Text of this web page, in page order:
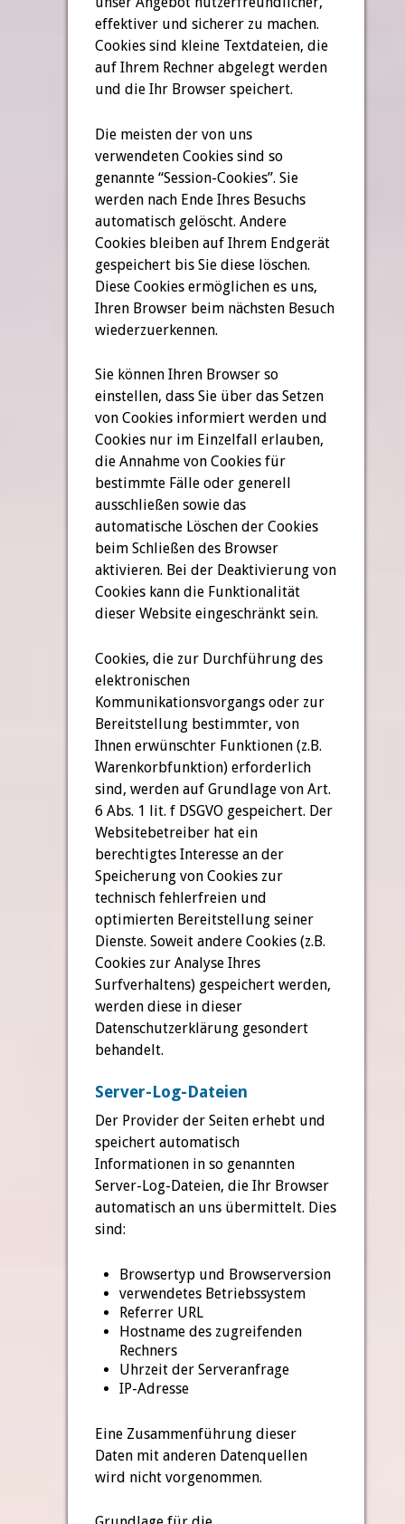
effektiver und sicherer zu machen.
Cookies sind kleine Textdateien, die
auf Ihrem Rechner abgelegt werden
und die Ihr Browser speichert.
Die meisten der von uns
verwendeten Cookies sind so
genannte “Session-Cookies”. Sie
werden nach Ende Ihres Besuchs
automatisch gelöscht. Andere
Cookies bleiben auf Ihrem Endgerät
gespeichert bis Sie diese löschen.
Diese Cookies ermöglichen es uns,
Ihren Browser beim nächsten Besuch
wiederzuerkennen.
Sie können Ihren Browser so
einstellen, dass Sie über das Setzen
von Cookies informiert werden und
Cookies nur im Einzelfall erlauben,
die Annahme von Cookies für
bestimmte Fälle oder generell
ausschließen sowie das
automatische Löschen der Cookies
beim Schließen des Browser
aktivieren. Bei der Deaktivierung von
Cookies kann die Funktionalität
dieser Website eingeschränkt sein.
Cookies, die zur Durchführung des
elektronischen
Kommunikationsvorgangs oder zur
Bereitstellung bestimmter, von
Ihnen erwünschter Funktionen (z.B.
Warenkorbfunktion) erforderlich
sind, werden auf Grundlage von Art.
6 Abs. 1 lit. f DSGVO gespeichert. Der
Websitebetreiber hat ein
berechtigtes Interesse an der
Speicherung von Cookies zur
technisch fehlerfreien und
optimierten Bereitstellung seiner
Dienste. Soweit andere Cookies (z.B.
Cookies zur Analyse Ihres
Surfverhaltens) gespeichert werden,
werden diese in dieser
Datenschutzerklärung gesondert
behandelt.
Server-Log-Dateien
Der Provider der Seiten erhebt und
speichert automatisch
Informationen in so genannten
Server-Log-Dateien, die Ihr Browser
automatisch an uns übermittelt. Dies
sind:
Browsertyp und Browserversion
verwendetes Betriebssystem
Referrer URL
Hostname des zugreifenden
Rechners
Uhrzeit der Serveranfrage
IP-Adresse
Eine Zusammenführung dieser
Daten mit anderen Datenquellen
wird nicht vorgenommen.